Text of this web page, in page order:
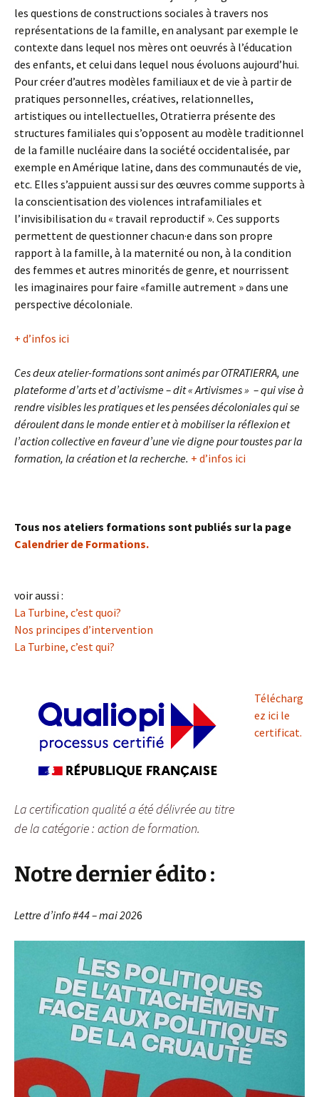
les questions de constructions sociales à travers nos
représentations de la famille, en analysant par exemple le
contexte dans lequel nos mères ont oeuvrés à l’éducation
des enfants, et celui dans lequel nous évoluons aujourd’hui.
Pour créer d’autres modèles familiaux et de vie à partir de
pratiques personnelles, créatives, relationnelles,
artistiques ou intellectuelles, Otratierra présente des
structures familiales qui s’opposent au modèle traditionnel
de la famille nucléaire dans la société occidentalisée, par
exemple en Amérique latine, dans des communautés de vie,
etc. Elles s’appuient aussi sur des œuvres comme supports à
la conscientisation des violences intrafamiliales et
l’invisibilisation du « travail reproductif ». Ces supports
permettent de questionner chacun·e dans son propre
rapport à la famille, à la maternité ou non, à la condition
des femmes et autres minorités de genre, et nourrissent
les imaginaires pour faire «famille autrement » dans une
perspective décoloniale.
+ d’infos ici
Ces deux atelier-formations sont animés par OTRATIERRA, une
plateforme d’arts et d’activisme – dit « Artivismes » – qui vise à
rendre visibles les pratiques et les pensées décoloniales qui se
déroulent dans le monde entier et à mobiliser la réflexion et
l’action collective en faveur d’une vie digne pour toustes par la
formation, la création et la recherche. + d’infos ici
Tous nos ateliers formations sont publiés sur la page
Calendrier de Formations.
voir aussi :
La Turbine, c’est quoi?
Nos principes d’intervention
La Turbine, c’est qui?
La certification qualité a été délivrée au titre
de la catégorie : action de formation.
Télécharg
ez ici le
certificat.
Notre dernier édito :
Lettre d’info #44 – mai 2026